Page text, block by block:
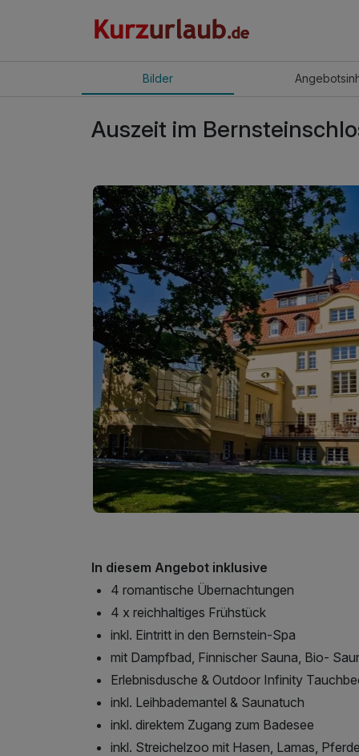
Bilder Angebot
Auszeit im
In diesem Angebot inklusive
4 romantische Übernachtungen
4 x reichhaltiges Frühstück
inkl. Eintritt in den Bernstein-Spa
mit Dampfbad, Finnischer Sauna, Bio-
Erlebnisdusche & Outdoor Infinity
inkl. Leihbademantel & Saunatuch
inkl. direktem Zugang zum Badesee
inkl. Streichelzoo mit Hasen, Lamas,